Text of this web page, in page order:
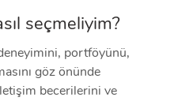
seçmeliyim?
portföyünü,
göz önünde
becerilerini ve